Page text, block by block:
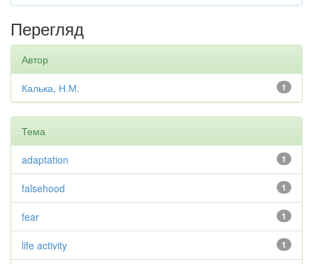
Перегляд
Автор
1
Калька, Н.М.
Тема
1
adaptation
1
falsehood
1
fear
1
life activity